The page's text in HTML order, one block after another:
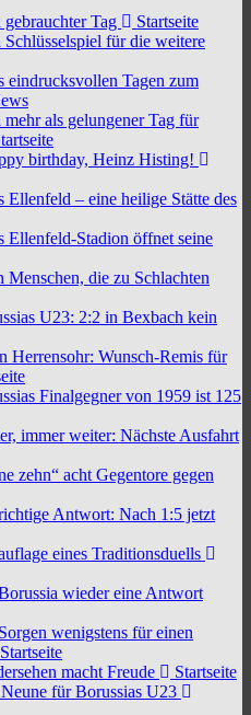
gebrauchter Tag
Startseite
Schlüsselspiel für die weitere
eindrucksvollen Tagen zum
mehr als gelungener Tag für
birthday, Heinz Histing!
Ellenfeld – eine heilige Stätte des
Ellenfeld-Stadion öffnet seine
Menschen, die zu Schlachten
U23: 2:2 in Bexbach kein
Herrensohr: Wunsch-Remis für
Finalgegner von 1959 ist 125
immer weiter: Nächste Ausfahrt
zehn“ acht Gegentore gegen
Antwort: Nach 1:5 jetzt
eines Traditionsduells
wieder eine Antwort
wenigstens für einen
Startseite
macht Freude
Startseite
für Borussias U23